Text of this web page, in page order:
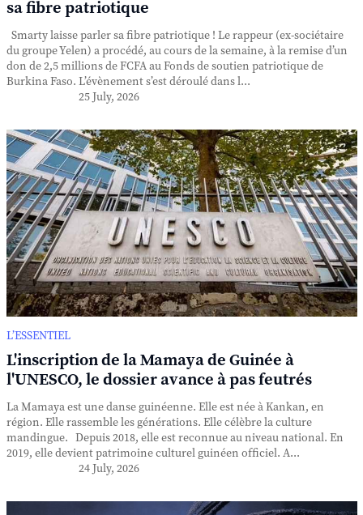
sa fibre patriotique
Smarty laisse parler sa fibre patriotique ! Le rappeur (ex-sociétaire
du groupe Yelen) a procédé, au cours de la semaine, à la remise d’un
don de 2,5 millions de FCFA au Fonds de soutien patriotique de
Burkina Faso. L’évènement s’est déroulé dans l...
25 July, 2026
L’ESSENTIEL
L'inscription de la Mamaya de Guinée à
l'UNESCO, le dossier avance à pas feutrés
La Mamaya est une danse guinéenne. Elle est née à Kankan, en
région. Elle rassemble les générations. Elle célèbre la culture
mandingue. Depuis 2018, elle est reconnue au niveau national. En
2019, elle devient patrimoine culturel guinéen officiel. A...
24 July, 2026